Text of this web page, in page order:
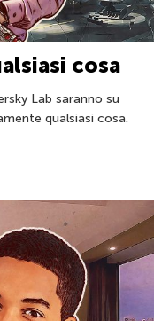
cosa
Lab saranno su
qualsiasi cosa.